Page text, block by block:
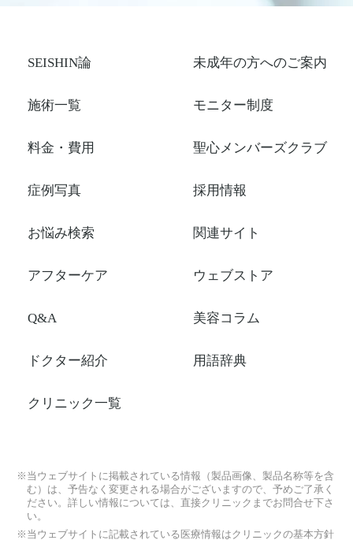
SEISHIN論
施術一覧
料金・費用
症例写真
お悩み検索
アフターケア
Q&A
ドクター紹介
クリニック一覧
未成年の方へのご案内
モニター制度
聖心メンバーズクラブ
採用情報
関連サイト
ウェブストア
美容コラム
用語辞典
※当ウェブサイトに掲載されている情報（製品画像、製品名称等を含
む）は、予告なく変更される場合がございますので、予めご了承く
ださい。詳しい情報については、直接クリニックまでお問合せ下さ
い。
※当ウェブサイトに記載されている医療情報はクリニックの基本方針